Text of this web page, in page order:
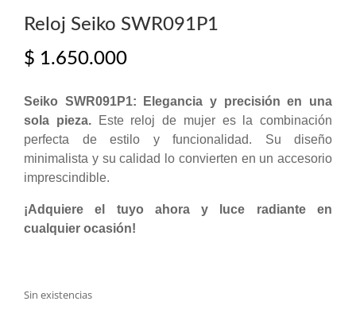
Reloj Seiko SWR091P1
$ 1.650.000
Seiko SWR091P1: Elegancia y precisión en una
sola pieza.Este reloj de mujer es la combinación
perfecta de estilo y funcionalidad. Su diseño
minimalista y su calidad lo convierten en un accesorio
imprescindible.
¡Adquiere el tuyo ahora y luce radiante en
cualquier ocasión!
Sin existencias